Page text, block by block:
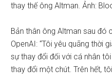
thay thế ông Altman. Ảnh:
Bản thân ông Altman sau đó
OpenAI: “Tôi yêu quãng thời
sự thay đổi đối với cá nhân
thay đổi một chút. Trên hết,